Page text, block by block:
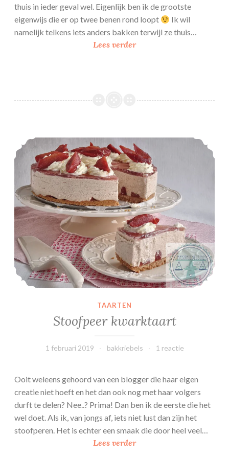
c
a
k
e
thuis in ieder geval wel. Eigenlijk ben ik de grootste
eigenwijs die er op twee benen rond loopt
Ik wil
namelijk telkens iets anders bakken terwijl ze thuis…
Lees verderC
e
s
o
e
s
j
e
s
Stoofpeer kwarktaart
TAARTEN
Stoofpeer kwarktaart
1 februari 2019 bakkriebels 1 reactie
Ooit weleens gehoord van een blogger die haar eigen
creatie niet hoeft en het dan ook nog met haar volgers
durft te delen? Nee..? Prima! Dan ben ik de eerste die het
wel doet. Als ik, van jongs af, iets niet lust dan zijn het
stoofperen. Het is echter een smaak die door heel veel…
Lees verderS